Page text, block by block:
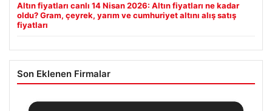
Altın fiyatları canlı 14 Nisan 2026: Altın fiyatları ne kadar
oldu? Gram, çeyrek, yarım ve cumhuriyet altını alış satış
fiyatları
Son Eklenen Firmalar